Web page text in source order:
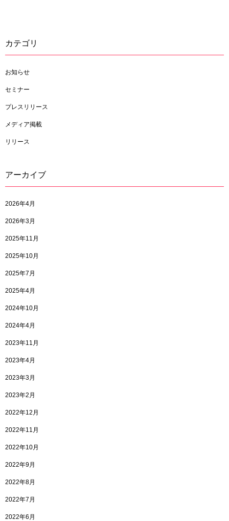
カテゴリ
お知らせ
セミナー
プレスリリース
メディア掲載
リリース
アーカイブ
2026年4月
2026年3月
2025年11月
2025年10月
2025年7月
2025年4月
2024年10月
2024年4月
2023年11月
2023年4月
2023年3月
2023年2月
2022年12月
2022年11月
2022年10月
2022年9月
2022年8月
2022年7月
2022年6月